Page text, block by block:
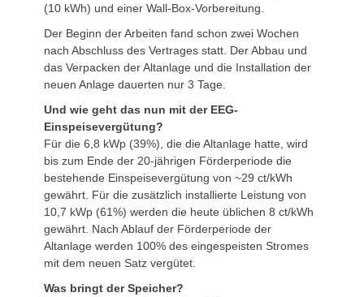
(10 kWh) und einer Wall-Box-Vorbereitung.
Der Beginn der Arbeiten fand schon zwei Wochen
nach Abschluss des Vertrages statt. Der Abbau und
das Verpacken der Altanlage und die Installation der
neuen Anlage dauerten nur 3 Tage.
Und wie geht das nun mit der EEG-
Einspeisevergütung?
Für die 6,8 kWp (39%), die die Altanlage hatte, wird
bis zum Ende der 20-jährigen Förderperiode die
bestehende Einspeisevergütung von ~29 ct/kWh
gewährt. Für die zusätzlich installierte Leistung von
10,7 kWp (61%) werden die heute üblichen 8 ct/kWh
gewährt. Nach Ablauf der Förderperiode der
Altanlage werden 100% des eingespeisten Stromes
mit dem neuen Satz vergütet.
Was bringt der Speicher?